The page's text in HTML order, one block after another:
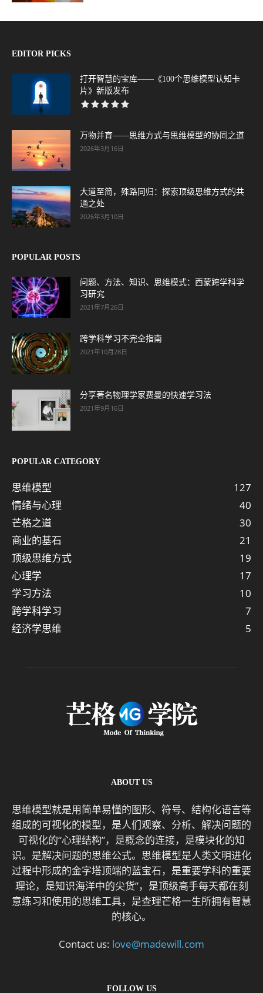
EDITOR PICKS
打开智慧的宝库——《100个思维模型认知卡
片》新版发布
万物并育——思维方式与思维模型的协同之道
2026年3月16日
大道至简，殊路同归：探索顶级思维方式的共
通之处
2026年3月10日
POPULAR POSTS
问题、方法、知识、思维模式：西蒙跨学科学
习研究
2021年7月26日
跨学科学习不完全指南
2021年10月28日
分享著名物理学家费曼的快速学习法
2021年9月16日
POPULAR CATEGORY
思维模型
127
情绪与心理
40
芒格之道
30
商业的基石
21
顶级思维方式
19
心理学
17
学习方法
10
跨学科学习
7
经济学思维
5
ABOUT US
思维模型就是用简单易懂的图形、符号、结构化语言等
组成的可视化的模型，是人们观察、分析、解决问题的
可视化的“心理结构”，是概念的连接，是模块化的知
识。是解决问题的思维公式。思维模型是人类文明进化
过程中形成的金字塔顶端的蓝宝石，是重要学科的重要
理论，是知识海洋中的尖货”，是顶级高手每天都在刻
意练习和使用的思维工具，是查理芒格一生所拥有智慧
的核心。
Contact us: love@madewill.com
FOLLOW US